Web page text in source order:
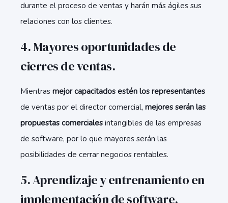
durante el proceso de ventas y harán más ágiles sus
relaciones con los clientes.
4. Mayores oportunidades de
cierres de ventas.
Mientras mejor capacitados estén los representantes
de ventas por el director comercial, mejores serán las
propuestas comerciales intangibles de las empresas
de software, por lo que mayores serán las
posibilidades de cerrar negocios rentables.
5. Aprendizaje y entrenamiento en
implementación de software.